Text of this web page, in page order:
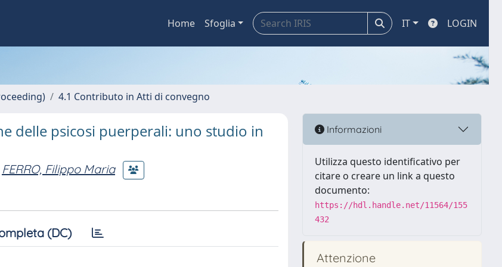
Home Sfoglia IT LOGIN
4.1 Contributo in Atti di convegno
delle psicosi puerperali: uno studio in
FERRO, Filippo Maria
(DC)
Informazioni
Utilizza questo identificativo per
citare o creare un link a questo
documento:
https://hdl.handle.net/11564/155
432
Attenzione